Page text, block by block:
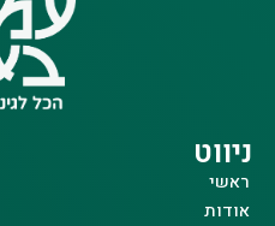
ניווט
ראשי
אודות